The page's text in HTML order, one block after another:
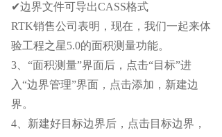
✔边界文件可导出CASS格式
RTK销售公司表明， 现在，我们一起来体
验工程之星5.0的面积测量功能。
3、“面积测量”界面后，点击“目标”进
入“边界管理”界面，点击添加，新建边
界。
4、新建好目标边界后，点击目标边界，